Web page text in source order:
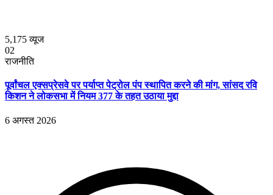
5,175व्यूज
02
राजनीति
पूर्वांचल एक्सप्रेसवे पर पर्याप्त पेट्रोल पंप स्थापित करने की मांग, सांसद रवि
किशन ने लोकसभा में नियम 377 के तहत उठाया मुद्दा
6 अगस्त 2026